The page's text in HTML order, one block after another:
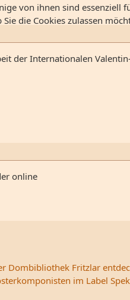
der Internationalen
online
Dombibliothek Fritzlar
im Label
von ihnen sind
Sie die Cookies zulassen